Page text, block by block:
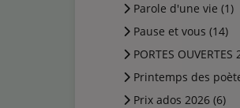
Parole d'une vie (1)
Pause et vous (14)
PORTES OUVERTES
Printemps des
Prix ados 2026 (6)